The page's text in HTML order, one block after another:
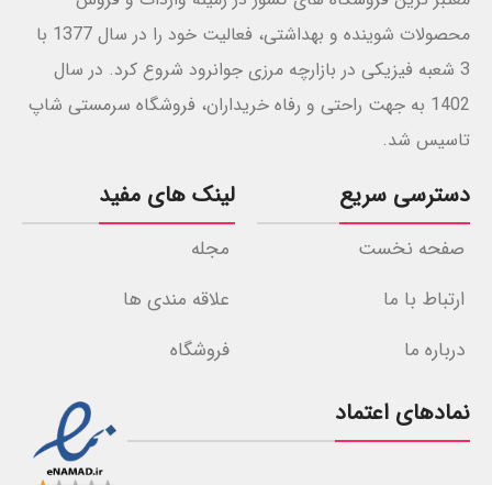
محصولات شوینده و بهداشتی، فعالیت خود را در سال 1377 با
3 شعبه فیزیکی در بازارچه مرزی جوانرود شروع کرد. در سال
1402 به جهت راحتی و رفاه خریداران، فروشگاه سرمستی شاپ
تاسیس شد.
دسترسی سریع
صفحه نخست
ارتباط با ما
درباره ما
لینک های مفید
مجله
علاقه مندی ها
فروشگاه
نمادهای اعتماد